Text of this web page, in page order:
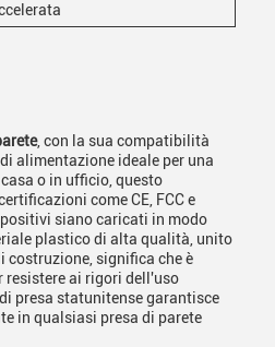
, con la sua compatibilità
alimentazione ideale per una
o in ufficio, questo
come CE, FCC e
siano caricati in modo
plastico di alta qualità, unito
significa che è
resistere ai rigori dell'uso
presa statunitense garantisce
in qualsiasi presa di parete